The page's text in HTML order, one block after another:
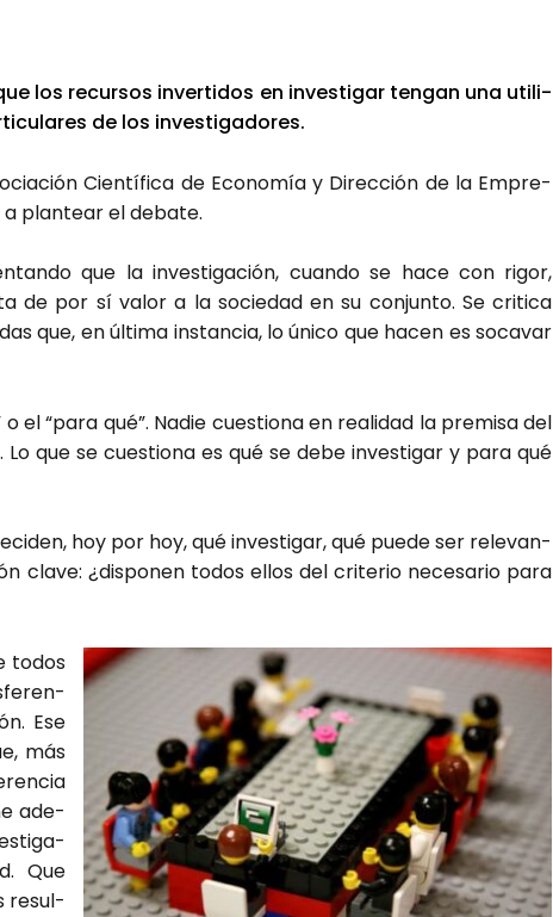
los recur­sos inver­ti­dos en inves­ti­gar ten­gan una uti­li­
de los inves­ti­ga­do­res.
Cien­tí­fi­ca de Eco­no­mía y Direc­ción de la Empre­
a plan­tear el deba­te.
que la inves­ti­ga­ción, cuan­do se hace con rigor,
de por sí valor a la socie­dad en su con­jun­to. Se cri­ti­ca
que, en últi­ma ins­tan­cia, lo úni­co que hacen es soca­var
el “para qué”. Nadie cues­tio­na en reali­dad la pre­mi­sa del
que se cues­tio­na es qué se debe inves­ti­gar y para qué
hoy por hoy, qué inves­ti­gar, qué pue­de ser rele­van­
cla­ve: ¿dis­po­nen todos ellos del cri­te­rio nece­sa­rio para
todos
Ese
más
ade­
Que
resul­